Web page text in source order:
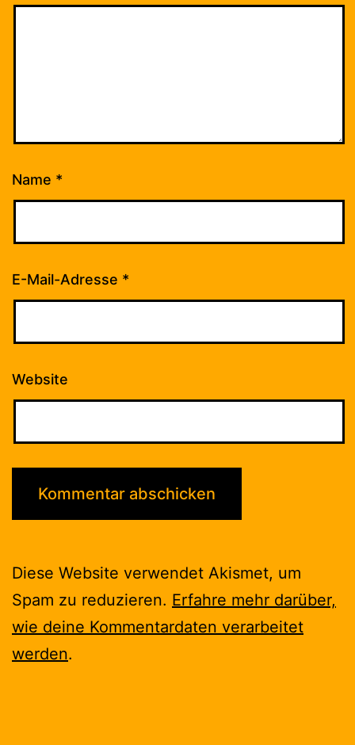
Name *
E-Mail-Adresse *
Website
Diese Website verwendet Akismet, um
Spam zu reduzieren. Erfahre mehr darüber,
wie deine Kommentardaten verarbeitet
werden.